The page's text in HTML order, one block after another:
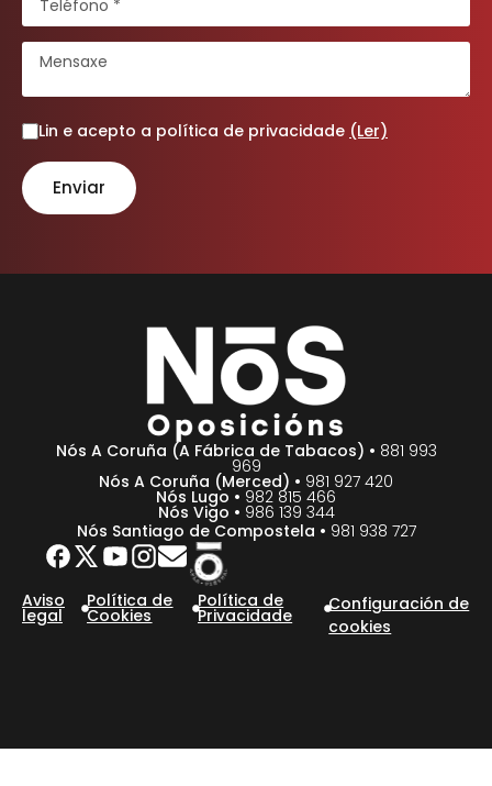
Lin e acepto a política de privacidade (Ler)
Nós A Coruña (A Fábrica de Tabacos) • 881 993
969
Nós A Coruña (Merced) • 981 927 420
Nós Lugo • 982 815 466
Nós Vigo • 986 139 344
Nós Santiago de Compostela • 981 938 727
Aviso
legal
Política de
Cookies
Política de
Privacidade
Configuración de
cookies